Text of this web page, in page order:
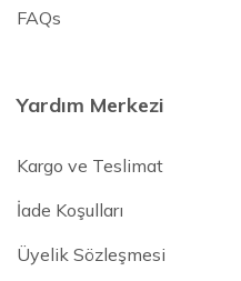
FAQs
Yardım Merkezi
Kargo ve Teslimat
İade Koşulları
Üyelik Sözleşmesi